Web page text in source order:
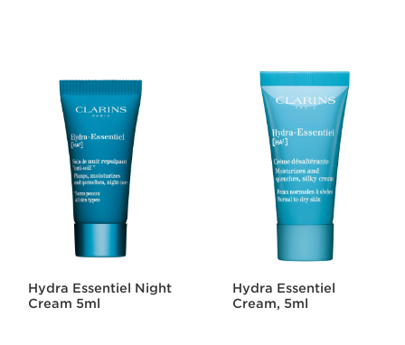
Hydra Essentiel Night
Cream 5ml
Hydra Essentiel
Cream, 5ml